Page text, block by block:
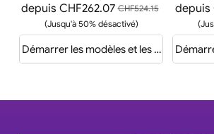
depuis CHF262.07 CHF524.15
(Jusqu'à 50% désactivé)
Démarrer les modèles et les devis
depuis